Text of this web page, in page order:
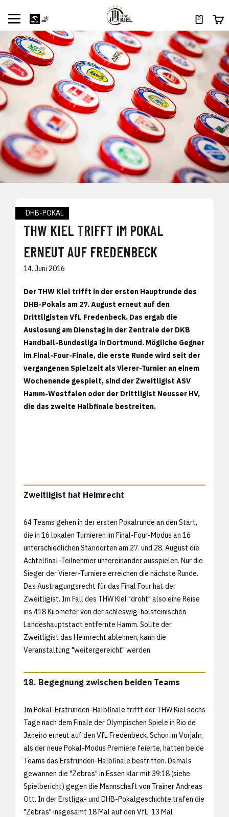
DHB-POKAL
THW KIEL TRIFFT IM POKAL
ERNEUT AUF FREDENBECK
14. Juni 2016
Der THW Kiel trifft in der ersten Hauptrunde des
DHB-Pokals am 27. August erneut auf den
Drittligisten VfL Fredenbeck. Das ergab die
Auslosung am Dienstag in der Zentrale der DKB
Handball-Bundesliga in Dortmund. Mögliche Gegner
im Final-Four-Finale, die erste Runde wird seit der
vergangenen Spielzeit als Vierer-Turnier an einem
Wochenende gespielt, sind der Zweitligist ASV
Hamm-Westfalen oder der Drittligist Neusser HV,
die das zweite Halbfinale bestreiten.
Zweitligist hat Heimrecht
64 Teams gehen in der ersten Pokalrunde an den Start,
die in 16 lokalen Turnieren im Final-Four-Modus an 16
unterschiedlichen Standorten am 27. und 28. August die
Achtelfinal-Teilnehmer untereinander ausspielen. Nur die
Sieger der Vierer-Turniere erreichen die nächste Runde.
Das Austragungsrecht für das Final Four hat der
Zweitligist. Im Fall des THW Kiel "droht" also eine Reise
ins 418 Kilometer von der schleswig-holsteinischen
Landeshauptstadt entfernte Hamm. Sollte der
Zweitligist das Heimrecht ablehnen, kann die
Veranstaltung "weitergereicht" werden.
18. Begegnung zwischen beiden Teams
Im Pokal-Erstrunden-Halbfinale trifft der THW Kiel sechs
Tage nach dem Finale der Olympischen Spiele in Rio de
Janeiro erneut auf den VfL Fredenbeck. Schon im Vorjahr,
als der neue Pokal-Modus Premiere feierte, hatten beide
Teams das Erstrunden-Halbfinale bestritten. Damals
gewannen die "Zebras" in Essen klar mit 39:18 (siehe
Spielbericht) gegen die Mannschaft von Trainer Andreas
Ott. In der Erstliga- und DHB-Pokalgeschichte trafen die
"Zebras" insgesamt 18 Mal auf den VfL: 13 Mal